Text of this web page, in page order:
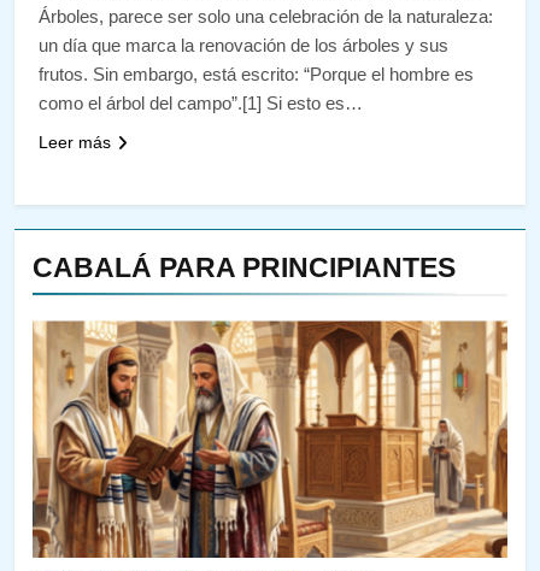
CABALÁ PARA PRINCIPIANTES
144
¿QUIÉN ES SABIO? EL QUE
VE LO QUE VA A NACER
PENSAMIENTO JUDÍO PIRKEI AVOT
145
Árboles, parece ser solo una celebración de la naturaleza:
un día que marca la renovación de los árboles y sus
frutos. Sin embargo, está escrito: “Porque el hombre es
como el árbol del campo”.[1] Si esto es…
Leer más